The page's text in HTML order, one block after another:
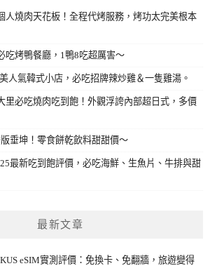
人燒肉天花板！全程代烤服務，烤功太完美根本
吃烤鴨餐廳，1鴨8吃超厲害～
人氣韓式小店，必吃招牌辣炒雞＆一隻雞湯。
里必吃燒肉吃到飽！外觀浮誇內部超日式，多價
垂坤！零食餅乾飲料甜甜價～
最新吃到飽評價，必吃海鮮、生魚片、牛排與甜
最新文章
eSIM實測評價：免換卡、免翻牆，旅遊變得